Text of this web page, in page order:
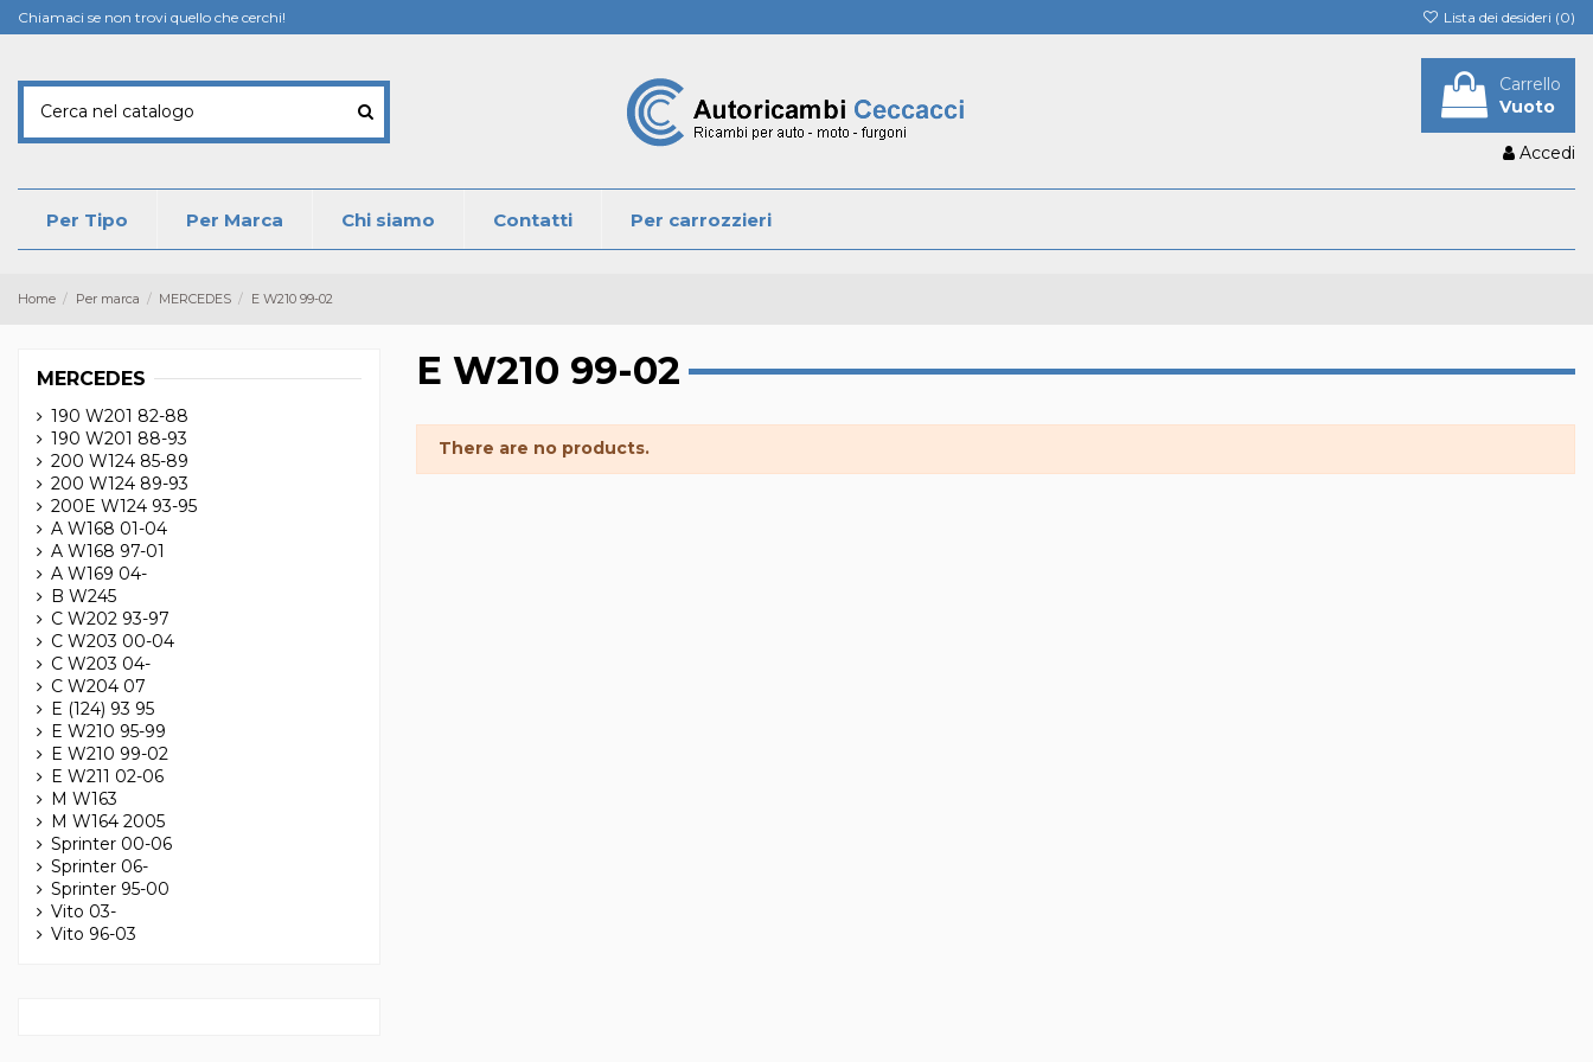
Chiamaci se non trovi quello che cerchi! Lista dei desideri (0)
Carrello
Vuoto
Accedi
Per Tipo Per Marca Chi siamo Contatti Per carrozzieri
Home Per marca MERCEDES E W210 99-02
E W210 99-02
There are no products.
MERCEDES
190 W201 82-88
190 W201 88-93
200 W124 85-89
200 W124 89-93
200E W124 93-95
A W168 01-04
A W168 97-01
A W169 04-
B W245
C W202 93-97
C W203 00-04
C W203 04-
C W204 07
E (124) 93 95
E W210 95-99
E W210 99-02
E W211 02-06
M W163
M W164 2005
Sprinter 00-06
Sprinter 06-
Sprinter 95-00
Vito 03-
Vito 96-03